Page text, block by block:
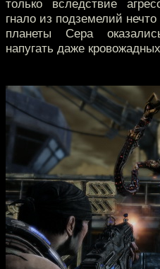
только вследствие
гнало из подземелий
планеты Сера
напугать даже